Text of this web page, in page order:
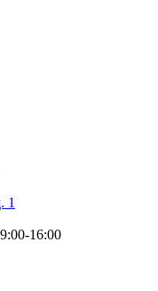
1
16:00